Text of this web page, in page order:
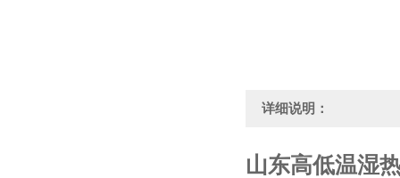
详细说明：
山东高低温湿